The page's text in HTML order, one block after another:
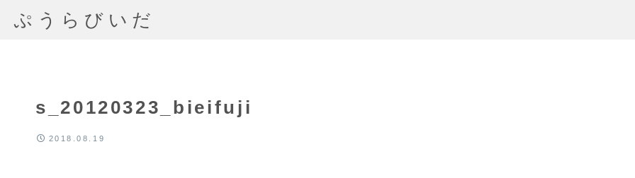
ぷうらびいだ
s_20120323_bieifuji
2018.08.19